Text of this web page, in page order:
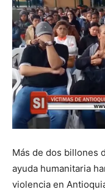
Más de dos billones
ayuda humanitaria
violencia en